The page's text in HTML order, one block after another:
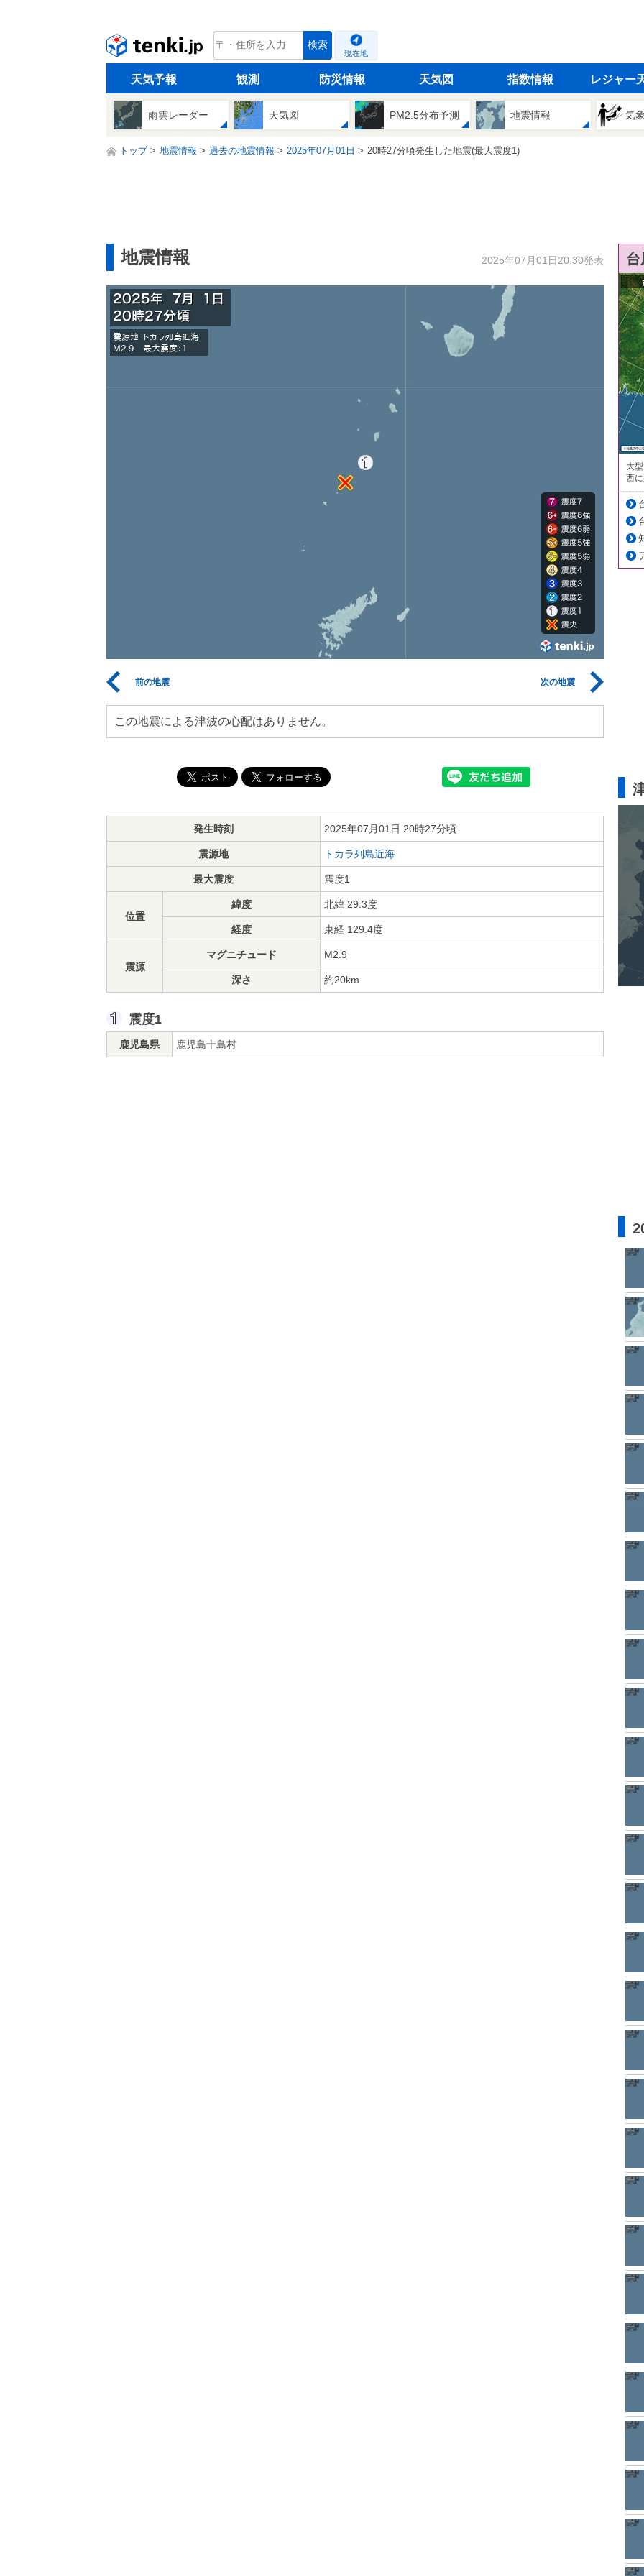
tenki.jp 検索
現在地
天気予報 観測 防災情報 天気図 指数情報 レジャー
雨雲レーダー 天気図 PM2.5分布予測 地震情報 気
トップ 地震情報 過去の地震情報 2025年07月01日 20時27分頃発生した地震(最大震度1)
地震情報 2025年07月01日20:30発表
前の地震 次の地震
この地震による津波の心配はありません。
発生時刻 2025年07月01日 20時27分頃
震源地 トカラ列島近海
最大震度 震度1
位置
緯度 北緯 29.3度
経度 東経 129.4度
震源
マグニチュード M2.9
深さ 約20km
震度1
鹿児島県 鹿児島十島村
大
西